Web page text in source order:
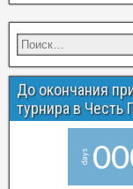
До окончания
турнира в Честь
days 00